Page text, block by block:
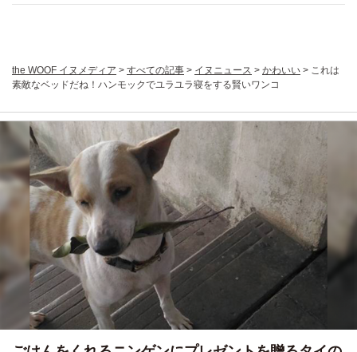
the WOOF イヌメディア > すべての記事 > イヌニュース > かわいい > これは
素敵なベッドだね！ハンモックでユラユラ寝をする賢いワンコ